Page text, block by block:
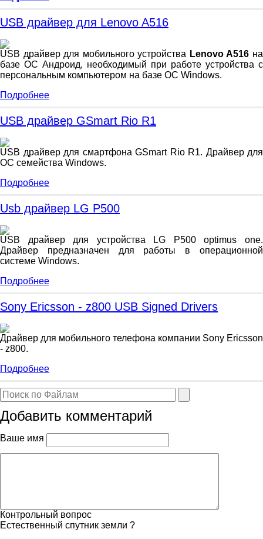
USB драйвер для Lenovo A516
USB драйвер для мобильного устройства Lenovo A516 на
базе ОС Андроид, необходимый при работе устройства с
персональным компьютером на базе ОС Windows.
Подробнее
USB драйвер GSmart Rio R1
USB драйвер для смартфона GSmart Rio R1. Драйвер для
ОС семейства Windows.
Подробнее
Usb драйвер LG P500
USB драйвер для устройства LG P500 optimus one.
Драйвер предназначен для работы в операционной
системе Windows.
Подробнее
Sony Ericsson - z800 USB Signed Drivers
Драйвер для мобильного телефона компании Sony Ericsson
- z800.
Подробнее
Добавить комментарий
Ваше имя
Контрольный вопрос
Естественный спутник земли ?